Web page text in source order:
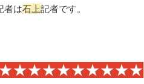
者は石上記者です。